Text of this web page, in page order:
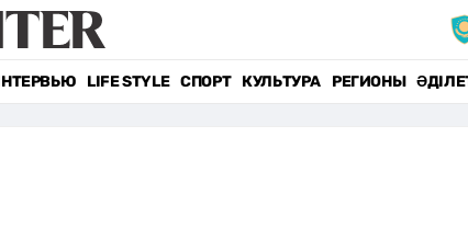
LIFE STYLE СПОРТ КУЛЬТУРА РЕГИОНЫ